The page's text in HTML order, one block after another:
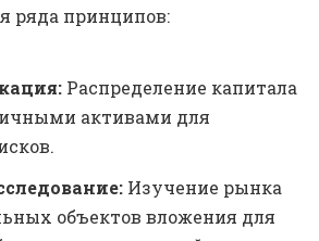
ряда принципов:
Распределение капитала
активами для
Изучение рынка
объектов вложения для